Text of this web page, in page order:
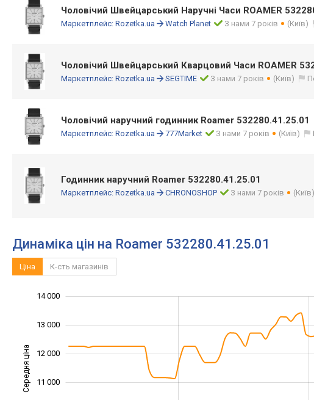
Чоловічий Швейцарський Наручні Часи ROAMER
Маркетплейс: Rozetka.ua Watch Planet З нами 7 років (Київ)
Чоловічий Швейцарський Кварцовий Часи ROAMER
Маркетплейс: Rozetka.ua SEGTIME З нами 7 років (Київ)
Чоловічий наручний годинник Roamer 532280.41.25.01
Маркетплейс: Rozetka.ua 777Market З нами 7 років (Київ)
Годинник наручний Roamer 532280.41.25.01
Маркетплейс: Rozetka.ua CHRONOSHOP З нами 7 років (Київ)
Динаміка цін на Roamer 532280.41.25.01
Ціна К-сть магазинів
Середня ціна 11 000
12 000
13 000
14 000